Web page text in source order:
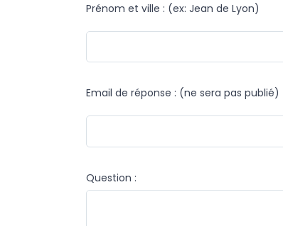
Prénom et ville : (ex: Jean de Lyon)
Email de réponse : (ne sera pas publié)
Question :